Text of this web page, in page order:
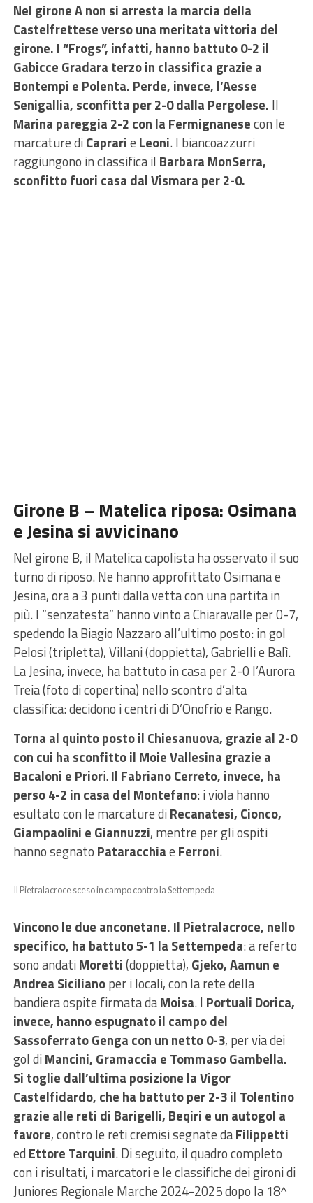
Nel girone A non si arresta la marcia della
Castelfrettese verso una meritata vittoria del
girone. I “Frogs”, infatti, hanno battuto 0-2 il
Gabicce Gradara terzo in classifica grazie a
Bontempi e Polenta. Perde, invece, l’Aesse
Senigallia, sconfitta per 2-0 dalla Pergolese. Il
Marina pareggia 2-2 con la Fermignanesecon le
marcature diCaprarie Leoni. I biancoazzurri
raggiungono in classifica il Barbara MonSerra,
sconfitto fuori casa dal Vismara per 2-0.
Girone B – Matelica riposa: Osimana
e Jesina si avvicinano
Nel girone B, il Matelica capolistaha osservato il suo
turno diriposo.Ne hanno approfittato Osimana e
Jesina,ora a 3 punti dalla vetta con una partita in
più.I “senzatesta” hanno vinto a Chiaravalle per 0-7,
spedendo la Biagio Nazzaro all’ultimo posto: in gol
Pelosi(tripletta),Villani(doppietta),Gabriellie Balì.
La Jesina, invece, ha battuto in casa per 2-0 l’Aurora
Treia(foto di copertina) nello scontro d’alta
classifica: decidono i centri diD’Onofrioe Rango.
Torna al quinto posto il Chiesanuova, grazie al 2-0
con cui ha sconfitto il Moie Vallesina grazie a
Bacaloni e Priori.Il Fabriano Cerreto, invece, ha
perso 4-2 in casa del Montefano: i viola hanno
esultato con le marcature diRecanatesi, Cionco,
Giampaolini e Giannuzzi, mentre per gli ospiti
hanno segnato Pataracchiae Ferroni.
Il Pietralacroce sceso in campo contro la Settempeda
Vincono le due anconetane. Il Pietralacroce, nello
specifico, ha battuto 5-1 la Settempeda: a referto
sono andatiMoretti(doppietta), Gjeko, Aamun e
Andrea Sicilianoper i locali, con la rete della
bandiera ospite firmata daMoisa. I Portuali Dorica,
invece, hanno espugnato il campo del
Sassoferrato Genga con un netto 0-3, per via dei
gol diMancini, Gramaccia e Tommaso Gambella.
Si toglie dall’ultima posizione la Vigor
Castelfidardo, che ha battuto per 2-3 il Tolentino
grazie alle reti di Barigelli, Beqiri e un autogol a
favore, contro le reti cremisi segnate daFilippetti
ed Ettore Tarquini. Di seguito, il quadro completo
con i risultati, i marcatori e le classifiche dei gironi di
Juniores Regionale Marche 2024-2025 dopo la 18^